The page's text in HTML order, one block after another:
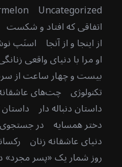
Uncategorized
اتفاقی که افتاد و شکست
از اینجا و از آنجا اسنَپ
او مرا با دنیای واقعی
بیست و چهار ساعت از
تکنولوژی چت‌های
داستان دنباله دار داستان
دختر همسایه در
دنیای عاشقانه زنان
روز شمار یک «پسر مجرد»